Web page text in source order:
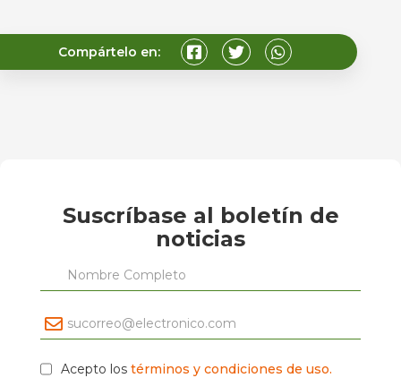
Compártelo en:
Suscríbase al boletín de
noticias
Acepto los términos y condiciones de uso.